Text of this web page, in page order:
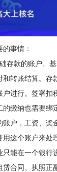
要的事情：
存款的账户、
和转账结算。存
户进行。签署扣
的缴纳也需要绑
账户，工资、奖
用这个账户来
能在一个银行
赁合同、执照正